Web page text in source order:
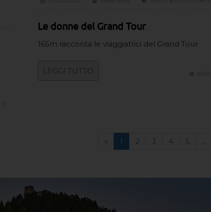
Le donne del Grand Tour
165m racconta le viaggiatrici del Grand Tour
LEGGI TUTTO
1 2 3 4 5 ...